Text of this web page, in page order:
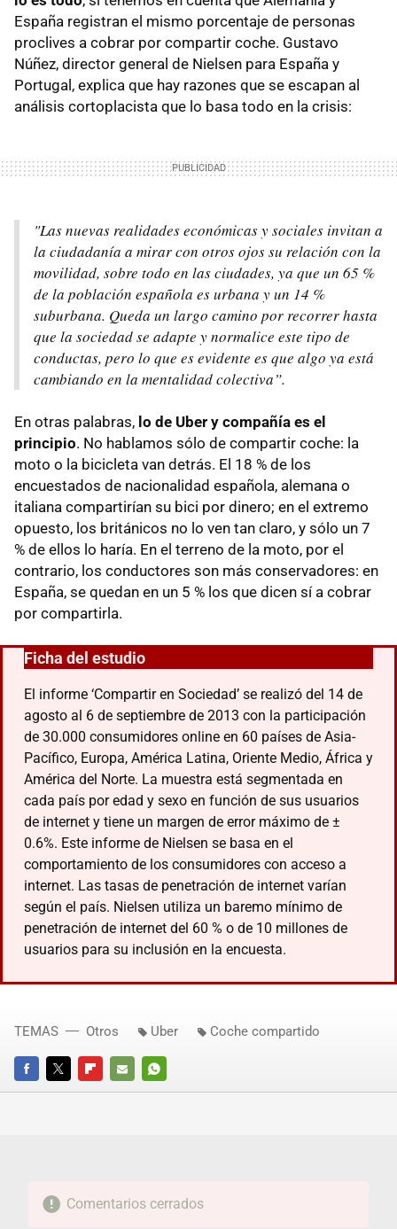
España registran el mismo porcentaje de personas
proclives a cobrar por compartir coche. Gustavo
Núñez, director general de Nielsen para España y
Portugal, explica que hay razones que se escapan al
análisis cortoplacista que lo basa todo en la crisis:
"Las nuevas realidades económicas y sociales invitan a
la ciudadanía a mirar con otros ojos su relación con la
movilidad, sobre todo en las ciudades, ya que un 65 %
de la población española es urbana y un 14 %
suburbana. Queda un largo camino por recorrer hasta
que la sociedad se adapte y normalice este tipo de
conductas, pero lo que es evidente es que algo ya está
cambiando en la mentalidad colectiva”.
En otras palabras, lo de Uber y compañía es el
principio. No hablamos sólo de compartir coche: la
moto o la bicicleta van detrás. El 18 % de los
encuestados de nacionalidad española, alemana o
italiana compartirían su bici por dinero; en el extremo
opuesto, los británicos no lo ven tan claro, y sólo un 7
% de ellos lo haría. En el terreno de la moto, por el
contrario, los conductores son más conservadores: en
España, se quedan en un 5 % los que dicen sí a cobrar
por compartirla.
Ficha del estudio
El informe ‘Compartir en Sociedad’ se realizó del 14 de
agosto al 6 de septiembre de 2013 con la participación
de 30.000 consumidores online en 60 países de Asia-
Pacífico, Europa, América Latina, Oriente Medio, África y
América del Norte. La muestra está segmentada en
cada país por edad y sexo en función de sus usuarios
de internet y tiene un margen de error máximo de ±
0.6%. Este informe de Nielsen se basa en el
comportamiento de los consumidores con acceso a
internet. Las tasas de penetración de internet varían
según el país. Nielsen utiliza un baremo mínimo de
penetración de internet del 60 % o de 10 millones de
usuarios para su inclusión en la encuesta.
FACEBOOKTWITTERFLIPBOARD
E-
WHATSAPP
TEMAS Otros Uber Coche compartido
Comentarios cerrados